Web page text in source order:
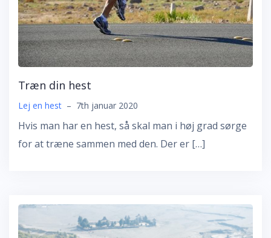
Træn din hest
Lej en hest – 7th januar 2020
Hvis man har en hest, så skal man i høj grad sørge
for at træne sammen med den. Der er […]